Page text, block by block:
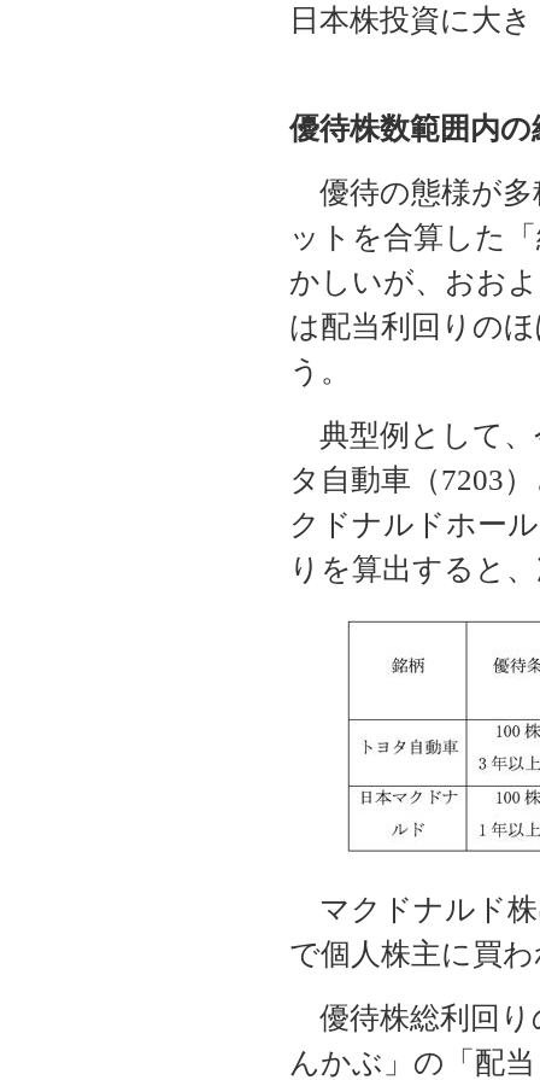
日本株投資に大
優待株数範囲内
優待の態様が多
ットを合算した
かしいが、おお
は配当利回りの
う。
典型例として、
タ自動車（7203
クドナルドホー
りを算出すると
マクドナルド株
で個人株主に買
優待株総利回り
んかぶ」の「配